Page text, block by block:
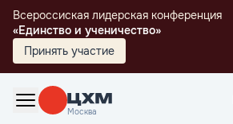
Всероссиская лидерская конференция
«Единство и ученичество»
Принять участие
Москва